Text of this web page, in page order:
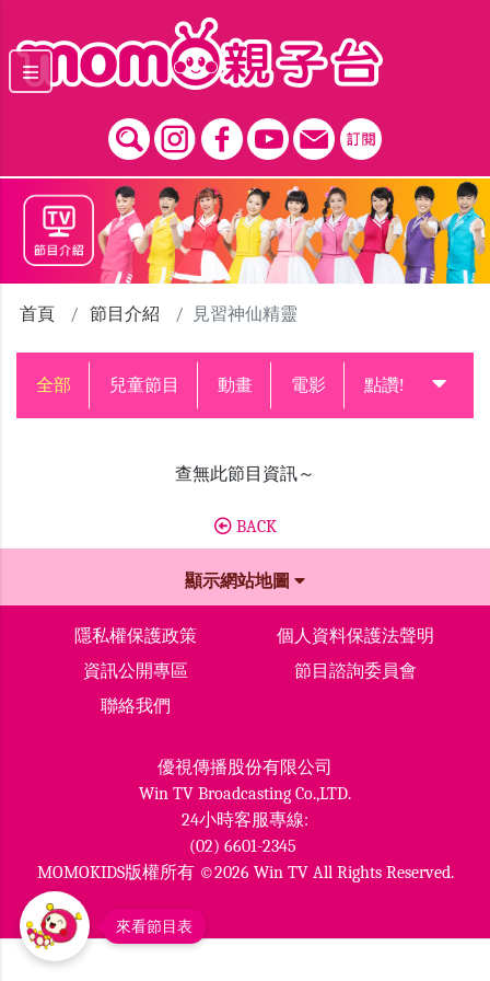
首頁 節目介紹 見習神仙精靈
全部 兒童節目 動畫 電影 點讚!升級中
查無此節目資訊～
BACK
顯示網站地圖
隱私權保護政策
個人資料保護法聲明
資訊公開專區
節目諮詢委員會
聯絡我們
優視傳播股份有限公司
Win TV Broadcasting Co.,LTD.
24小時客服專線:
(02) 6601-2345
MOMOKIDS版權所有 ©2026 Win TV All Rights Reserved.
來看節目表